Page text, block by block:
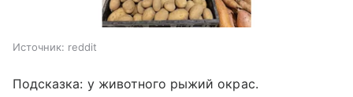
Источник: reddit
Подсказка: у животного рыжий окрас.